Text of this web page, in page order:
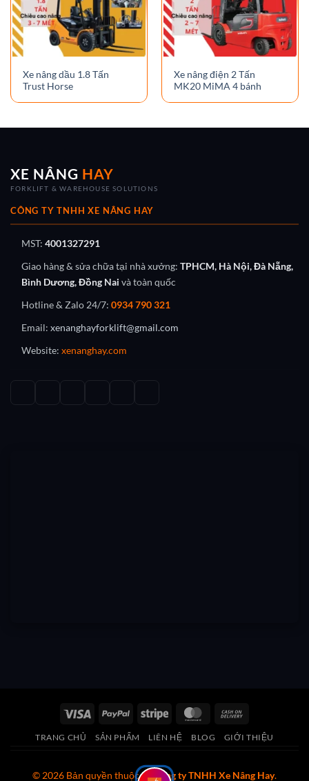
Xe nâng dầu 1.8 Tấn
Trust Horse
Xe nâng điện 2 Tấn
MK20 MiMA 4 bánh
XE NÂNG HAY
FORKLIFT & WAREHOUSE SOLUTIONS
CÔNG TY TNHH XE NÂNG HAY
MST: 4001327291
Giao hàng & sửa chữa tại nhà xưởng: TPHCM, Hà Nội, Đà Nẵng,
Bình Dương, Đồng Nai và toàn quốc
Hotline & Zalo 24/7: 0934 790 321
Email: xenanghayforklift@gmail.com
Website: xenanghay.com
Visa PayPal Stripe MasterCard
Delivery
TRANG CHỦ SẢN PHẨM LIÊN HỆ BLOG GIỚI THIỆU
© 2026 Bản quyền thuộc vềCông ty TNHH Xe Nâng Hay.